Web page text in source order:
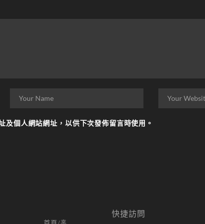
及個人網站網址，以供下次發佈留言時使用。
快捷訪問